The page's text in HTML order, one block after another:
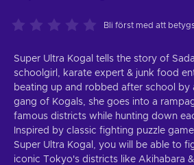
Bli först med att
Super Ultra Kogal tells the story of
schoolgirl, karate expert & junk food
beating up and robbed after school by
gang of Kogals, she goes into a
famous districts while hunting down
Inspired by classic fighting puzzle
Super Ultra Kogal, you will be able to
iconic Tokyo's districts like Akihabara